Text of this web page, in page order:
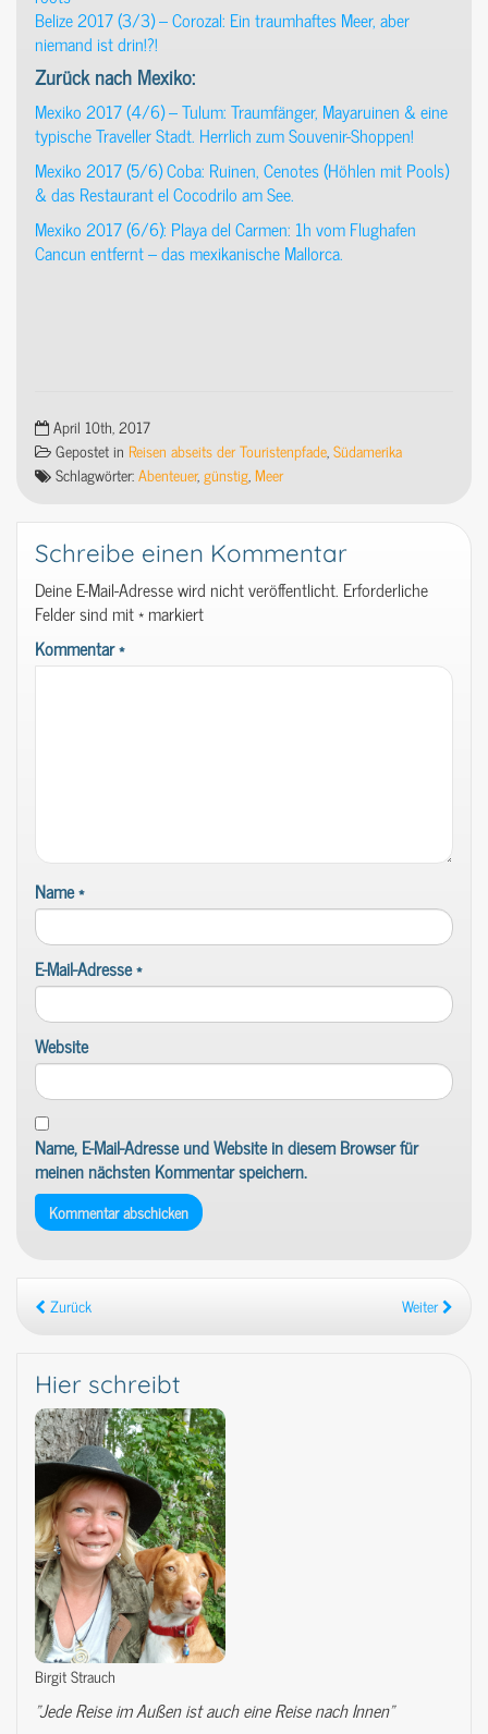
Belize 2017 (3/3) – Corozal: Ein traumhaftes Meer, aber
niemand ist drin!?!
Zurück nach Mexiko:
Mexiko 2017 (4/6) – Tulum: Traumfänger, Mayaruinen & eine
typische Traveller Stadt. Herrlich zum Souvenir-Shoppen!
Mexiko 2017 (5/6) Coba: Ruinen, Cenotes (Höhlen mit Pools)
& das Restaurant el Cocodrilo am See.
Mexiko 2017 (6/6): Playa del Carmen: 1h vom Flughafen
Cancun entfernt – das mexikanische Mallorca.
April 10th, 2017
Gepostet in Reisen abseits der Touristenpfade,Südamerika
Schlagwörter:Abenteuer,günstig,Meer
Schreibe einen Kommentar
Deine E-Mail-Adresse wird nicht veröffentlicht. Erforderliche
Felder sind mit*markiert
Kommentar*
Name*
E-Mail-Adresse*
Website
Name, E-Mail-Adresse und Website in diesem Browser für
meinen nächsten Kommentar speichern.
Zurück Weiter
Hier schreibt
Birgit Strauch
"Jede Reise im Außen ist auch eine Reise nach Innen"